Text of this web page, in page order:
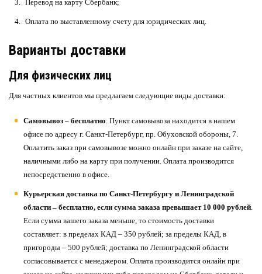
Перевод на карту Сбербанк;
Оплата по выставленному счету для юридических лиц.
Варианты доставки
Для физических лиц
Для частных клиентов мы предлагаем следующие виды доставки:
Самовывоз – бесплатно. Пункт самовывоза находится в нашем
офисе по адресу г. Санкт-Петербург, пр. Обуховской обороны, 7.
Оплатить заказ при самовывозе можно онлайн при заказе на сайте,
наличными либо на карту при получении. Оплата производится
непосредственно в офисе.
Курьерская доставка по Санкт-Петербургу и Ленинградской
области – бесплатно, если сумма заказа превышает 10 000 рублей.
Если сумма вашего заказа меньше, то стоимость доставки
составляет: в пределах КАД – 350 рублей; за пределы КАД, в
пригороды – 500 рублей; доставка по Ленинградской области
согласовывается с менеджером. Оплата производится онлайн при